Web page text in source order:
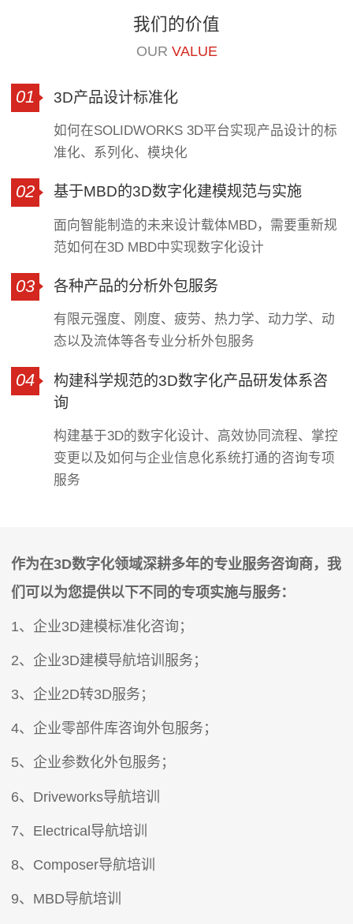
我们的价值
OUR VALUE
01 3D产品设计标准化
如何在SOLIDWORKS 3D平台实现产品设计的标
准化、系列化、模块化
02 基于MBD的3D数字化建模规范与实施
面向智能制造的未来设计载体MBD，需要重新规
范如何在3D MBD中实现数字化设计
03 各种产品的分析外包服务
有限元强度、刚度、疲劳、热力学、动力学、动
态以及流体等各专业分析外包服务
04
构建科学规范的3D数字化产品研发体系咨
询
构建基于3D的数字化设计、高效协同流程、掌控
变更以及如何与企业信息化系统打通的咨询专项
服务
作为在3D数字化领域深耕多年的专业服务咨询商，我
们可以为您提供以下不同的专项实施与服务：
1、企业3D建模标准化咨询；
2、企业3D建模导航培训服务；
3、企业2D转3D服务；
4、企业零部件库咨询外包服务；
5、企业参数化外包服务；
6、Driveworks导航培训
7、Electrical导航培训
8、Composer导航培训
9、MBD导航培训